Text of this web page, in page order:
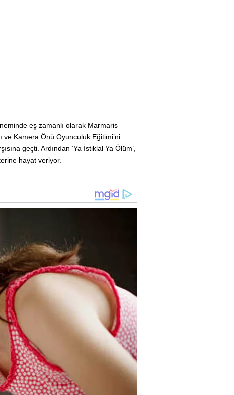
eş zamanlı olarak Marmaris
Kamera Önü Oyunculuk Eğitimi’ni
geçti. Ardından ‘Ya İstiklal Ya Ölüm’,
hayat veriyor.